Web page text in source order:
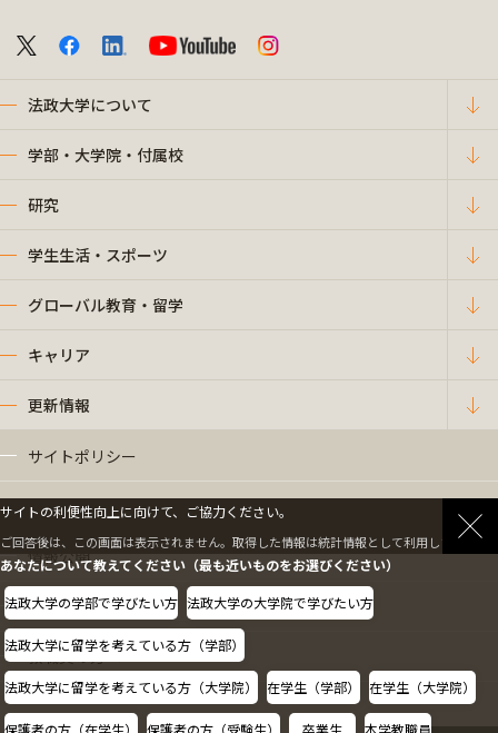
法政大学について
学部・大学院・付属校
研究
学生生活・スポーツ
グローバル教育・留学
キャリア
更新情報
サイトポリシー
プライバシーポリシー
情報公開
採用情報
教職員の方へ
サイトの利便性向上に向けて、ご協力ください。
ご回答後は、この画面は表示されません。取得した情報は統計情報として利用します。
あなたについて教えてください（最も近いものをお選びください）
法政大学の学部で学びたい方 法政大学の大学院で学びたい方
法政大学に留学を考えている方（学部）
法政大学に留学を考えている方（大学院） 在学生（学部） 在学生（大学院）
保護者の方（在学生） 保護者の方（受験生） 卒業生 本学教職員